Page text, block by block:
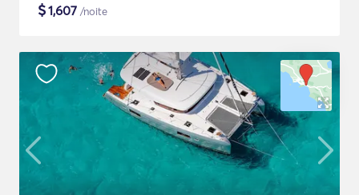
$1,607 /noite